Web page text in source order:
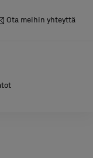
Ota meihin yhteyttä